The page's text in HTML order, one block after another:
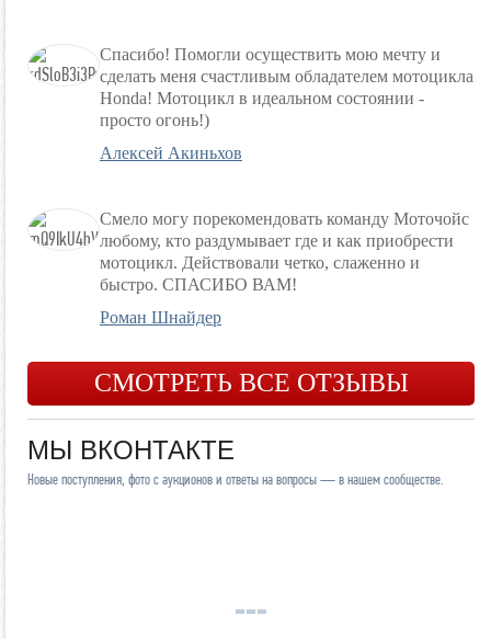
Спасибо! Помогли осуществить мою мечту и
сделать меня счастливым обладателем мотоцикла
Honda! Мотоцикл в идеальном состоянии -
просто огонь!)
Алексей Акиньхов
Смело могу порекомендовать команду Моточойс
любому, кто раздумывает где и как приобрести
мотоцикл. Действовали четко, слаженно и
быстро. СПАСИБО ВАМ!
Роман Шнайдер
СМОТРЕТЬ ВСЕ ОТЗЫВЫ
МЫ ВКОНТАКТЕ
Новые поступления, фото с аукционов и ответы на вопросы — в нашем сообществе.